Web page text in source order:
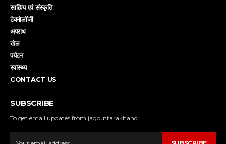
साहित्य एवं संस्कृति
टेक्नोलॉजी
अपराध
खेल
पर्यटन
स्वास्थ्य
CONTACT US
SUBSCRIBE
To get email updates from jagouttarakhand.